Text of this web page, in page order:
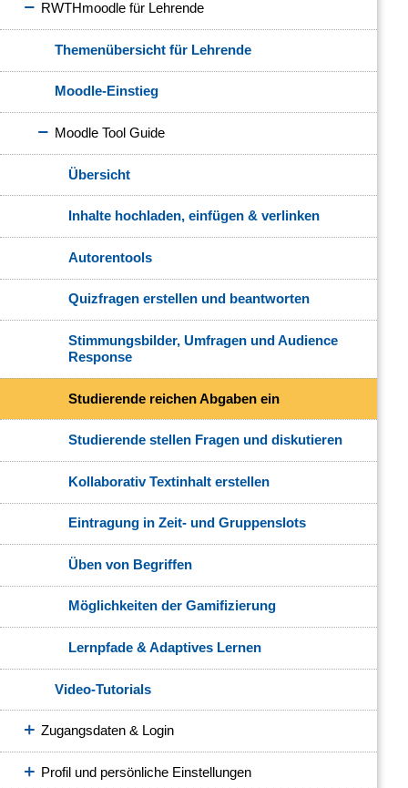
RWTHmoodle für Lehrende
Themenübersicht für Lehrende
Moodle-Einstieg
Moodle Tool Guide
Übersicht
Inhalte hochladen, einfügen & verlinken
Autorentools
Quizfragen erstellen und beantworten
Stimmungsbilder, Umfragen und Audience
Response
Studierende reichen Abgaben ein
Studierende stellen Fragen und diskutieren
Kollaborativ Textinhalt erstellen
Eintragung in Zeit- und Gruppenslots
Üben von Begriffen
Möglichkeiten der Gamifizierung
Lernpfade & Adaptives Lernen
Video-Tutorials
Zugangsdaten & Login
Profil und persönliche Einstellungen